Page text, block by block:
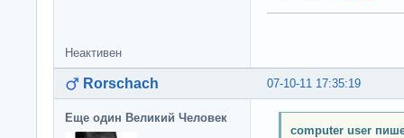
Неактивен
07-10-11 17:35:19
Rorschach
Еще один Великий Человек
computer user